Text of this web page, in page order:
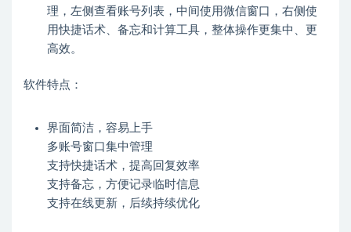
理，左侧查看账号列表，中间使用微信窗口，右侧使
用快捷话术、备忘和计算工具，整体操作更集中、更
高效。
软件特点：
界面简洁，容易上手
多账号窗口集中管理
支持快捷话术，提高回复效率
支持备忘，方便记录临时信息
支持在线更新，后续持续优化